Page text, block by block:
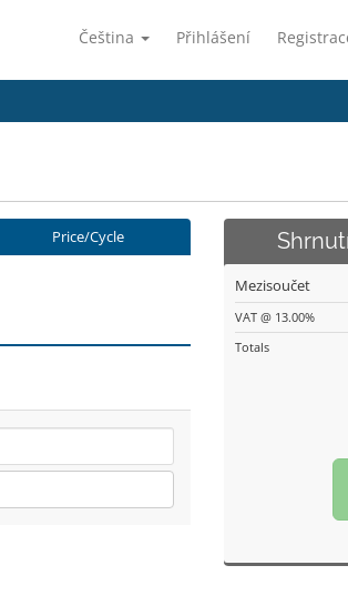
Čeština Přihlášení
Price/Cycle
Mezisoučet
VAT @ 13.00%
Totals